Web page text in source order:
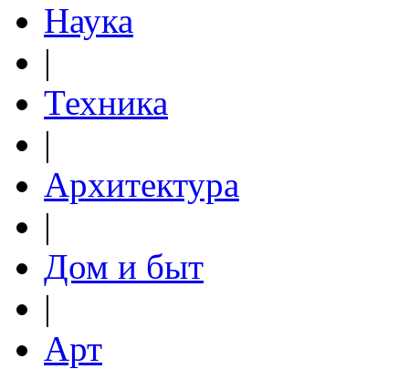
Наука
|
Техника
|
Архитектура
|
Дом и быт
|
Арт